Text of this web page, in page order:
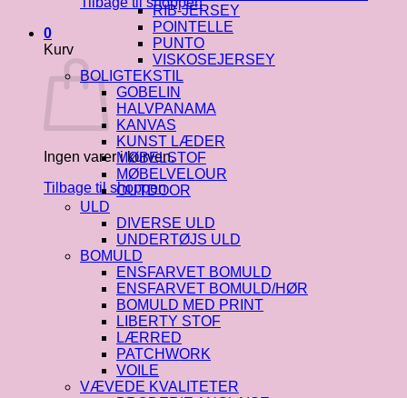
0
Kurv
Ingen varer i kurven.
Tilbage til shoppen
RIB-JERSEY
POINTELLE
PUNTO
VISKOSEJERSEY
BOLIGTEKSTIL
GOBELIN
HALVPANAMA
KANVAS
KUNST LÆDER
MØBELSTOF
MØBELVELOUR
OUTDOOR
ULD
DIVERSE ULD
UNDERTØJS ULD
BOMULD
ENSFARVET BOMULD
ENSFARVET BOMULD/HØR
BOMULD MED PRINT
LIBERTY STOF
LÆRRED
PATCHWORK
VOILE
VÆVEDE KVALITETER